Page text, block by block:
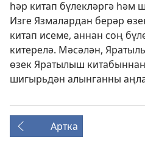
һәр китап бүлекләргә һәм
Изге Язмалардан берәр
китап исеме, аннан соң
китерелә. Мәсәлән,
өзек Яратылыш
шигырьдән алынганны
Артка